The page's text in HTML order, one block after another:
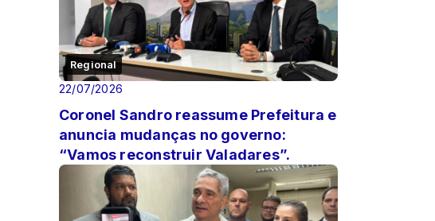
Regional
22/07/2026
Coronel Sandro reassume Prefeitura e
anuncia mudanças no governo:
“Vamos reconstruir Valadares”.